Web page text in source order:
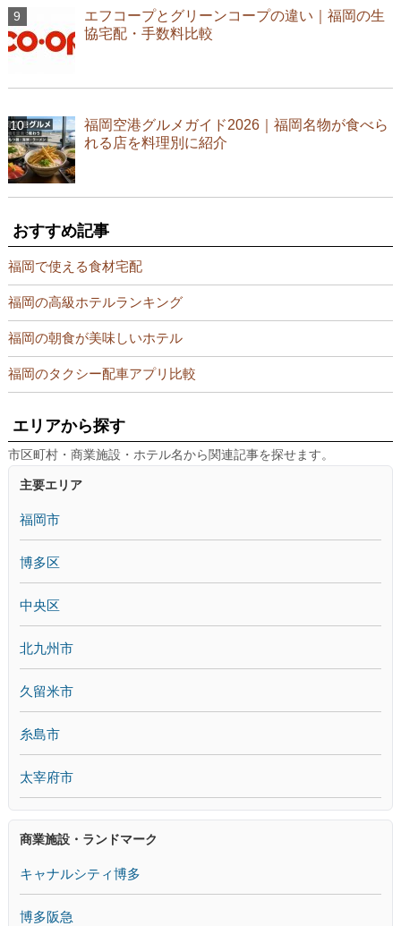
エフコープとグリーンコープの違い｜福岡の生
協宅配・手数料比較
福岡空港グルメガイド2026｜福岡名物が食べら
れる店を料理別に紹介
おすすめ記事
福岡で使える食材宅配
福岡の高級ホテルランキング
福岡の朝食が美味しいホテル
福岡のタクシー配車アプリ比較
エリアから探す
市区町村・商業施設・ホテル名から関連記事を探せます。
主要エリア
福岡市
博多区
中央区
北九州市
久留米市
糸島市
太宰府市
商業施設・ランドマーク
キャナルシティ博多
博多阪急